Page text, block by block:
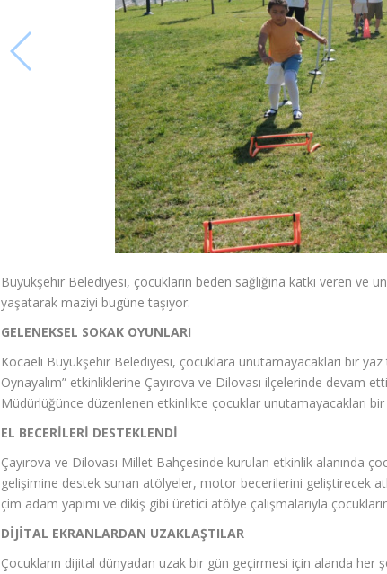
Büyükşehir Belediyesi, çocukların beden sağlığına katkı veren
yaşatarak maziyi bugüne taşıyor.
GELENEKSEL SOKAK OYUNLARI
Kocaeli Büyükşehir Belediyesi, çocuklara unutamayacakları bir yaz
Oynayalım” etkinliklerine Çayırova ve Dilovası ilçelerinde devam
Müdürlüğünce düzenlenen etkinlikte çocuklar unutamayacakları
EL BECERİLERİ DESTEKLENDİ
Çayırova ve Dilovası Millet Bahçesinde kurulan etkinlik alanında
gelişimine destek sunan atölyeler, motor becerilerini geliştirecek
çim adam yapımı ve dikiş gibi üretici atölye çalışmalarıyla
DİJİTAL EKRANLARDAN UZAKLAŞTILAR
Çocukların dijital dünyadan uzak bir gün geçirmesi için alanda her